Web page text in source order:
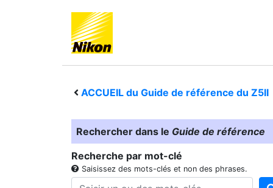
ACCUEIL du Guide de référence du Z5II
Rechercher dans le Guide de référence
Recherche par mot-clé
Saisissez des mots-clés et non des phrases.